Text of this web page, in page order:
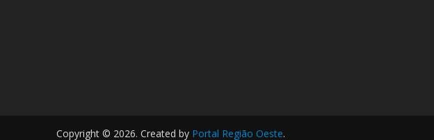
Copyright © 2026. Created by Portal Região Oeste.